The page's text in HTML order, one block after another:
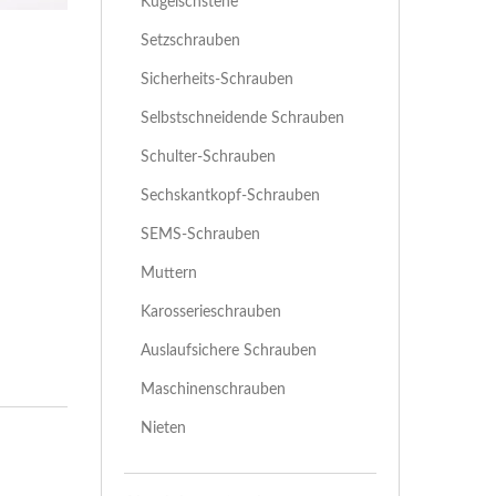
Setzschrauben
Sicherheits-Schrauben
Selbstschneidende Schrauben
Schulter-Schrauben
Sechskantkopf-Schrauben
SEMS-Schrauben
Muttern
Karosserieschrauben
Auslaufsichere Schrauben
Maschinenschrauben
Nieten